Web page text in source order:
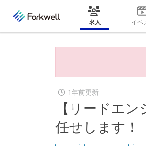
求人 イベ
1年前更新
【リードエ
任せします！